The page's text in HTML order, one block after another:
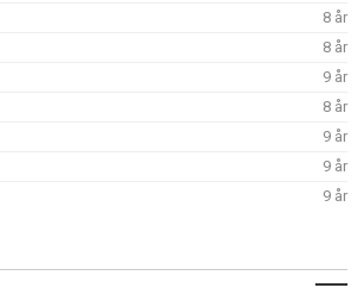
8 år
8 år
9 år
8 år
9 år
9 år
9 år